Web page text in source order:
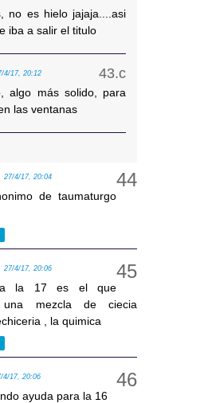
no es hielo jajaja....asi
iba a salir el titulo
4/17, 20:12
algo más solido, para
las ventanas
27/4/17, 20:04
de taumaturgo
27/4/17, 20:06
la 17 es el que
una mezcla de ciecia
, la quimica
4/17, 20:06
ayuda para la 16